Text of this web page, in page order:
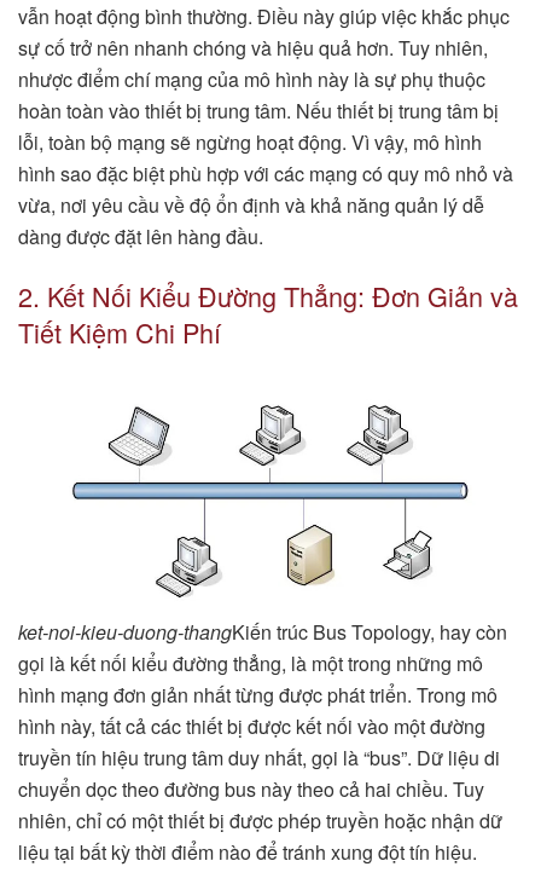
vẫn hoạt động bình thường. Điều này giúp việc khắc phục
sự cố trở nên nhanh chóng và hiệu quả hơn. Tuy nhiên,
nhược điểm chí mạng của mô hình này là sự phụ thuộc
hoàn toàn vào thiết bị trung tâm. Nếu thiết bị trung tâm bị
lỗi, toàn bộ mạng sẽ ngừng hoạt động. Vì vậy, mô hình
hình sao đặc biệt phù hợp với các mạng có quy mô nhỏ và
vừa, nơi yêu cầu về độ ổn định và khả năng quản lý dễ
dàng được đặt lên hàng đầu.
2. Kết Nối Kiểu Đường Thẳng: Đơn Giản và
Tiết Kiệm Chi Phí
ket-noi-kieu-duong-thangKiến trúc Bus Topology, hay còn
gọi là kết nối kiểu đường thẳng, là một trong những mô
hình mạng đơn giản nhất từng được phát triển. Trong mô
hình này, tất cả các thiết bị được kết nối vào một đường
truyền tín hiệu trung tâm duy nhất, gọi là “bus”. Dữ liệu di
chuyển dọc theo đường bus này theo cả hai chiều. Tuy
nhiên, chỉ có một thiết bị được phép truyền hoặc nhận dữ
liệu tại bất kỳ thời điểm nào để tránh xung đột tín hiệu.